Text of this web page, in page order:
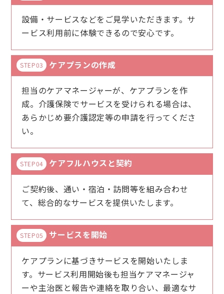
設備・サービスなどをご見学いただきます。サ
ービス利用前に体験できるので安心です。
STEP03 ケアプランの作成
担当のケアマネージャーが、ケアプランを作
成。介護保険でサービスを受けられる場合は、
あらかじめ要介護認定等の申請を行ってくださ
い。
STEP04 ケアフルハウスと契約
ご契約後、通い・宿泊・訪問等を組み合わせ
て、総合的なサービスを提供いたします。
STEP05 サービスを開始
ケアプランに基づきサービスを開始いたしま
す。サービス利用開始後も担当ケアマネージャ
ーや主治医と報告や連絡を取り合い、最適なサ